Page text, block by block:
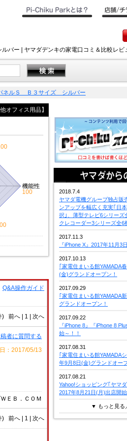
ー | ヤマダデンキの家電口コミ＆比較レビ
ネルＳ Ｂ３サイズ シルバー
他オフィス用品】
機能性
100
Q&A操作ガイド
) 前へ 1 | 次へ
者に質問する
：2017/05/13
ＥＢ．ＣＯＭ
) 前へ 1 | 次へ
2018.7.4
ヤマダ電機グループ独占販
ンアップを幅広く充実｢日
択｣、薄型テレビ6シリーズ
クレコーダー3シリーズ全6
2017.11.3
『iPhone X』2017年11月3
2017.10.13
｢家電住まいる館YAMADA
(金)グランドオープン！
2017.09.29
｢家電住まいる館YAMADA
グランドオープン！
2017.09.22
『iPhone 8』『iPhone 8
始～！！
2017.08.31
｢家電住まいる館YAMADA
年9月8日(金)グランドオー
2017.08.21
Yahoo!ショッピング｢ヤマ
2017年8月21日(月)出店開始
▼ もっと見る